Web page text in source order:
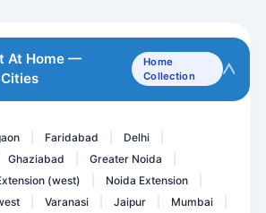
INH )...
At Home —
Home
Collection
Faridabad Delhi
Ghaziabad Greater Noida
(west)
Noida Extension
Varanasi Jaipur Mumbai